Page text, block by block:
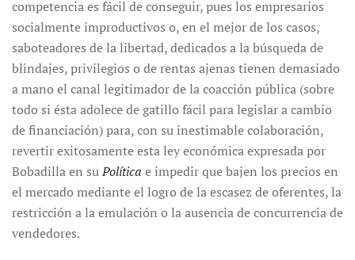
competencia es fácil de conseguir, pues los empresarios
socialmente improductivos o, en el mejor de los casos,
saboteadores de la libertad, dedicados a la búsqueda de
blindajes, privilegios o de rentas ajenas tienen demasiado
a mano el canal legitimador de la coacción pública (sobre
todo si ésta adolece de gatillo fácil para legislar a cambio
de financiación) para, con su inestimable colaboración,
revertir exitosamente esta ley económica expresada por
Bobadilla en suPolítica e impedir que bajen los precios en
el mercado mediante el logro de la escasez de oferentes, la
restricción a la emulación o la ausencia de concurrencia de
vendedores.